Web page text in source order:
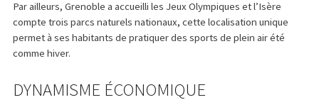
Par ailleurs, Grenoble a accueilli les Jeux Olympiques et l’Isère
compte trois parcs naturels nationaux, cette localisation unique
permet à ses habitants de pratiquer des sports de plein air été
comme hiver.
DYNAMISME ÉCONOMIQUE